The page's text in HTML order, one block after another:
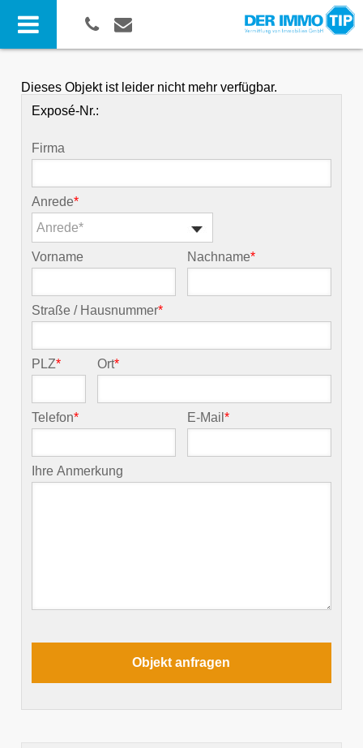
Dieses Objekt ist leider nicht mehr verfügbar.
Exposé-Nr.:
Firma
Anrede*
Anrede*
Vorname Nachname*
Straße / Hausnummer*
PLZ* Ort*
Telefon* E-Mail*
Ihre Anmerkung